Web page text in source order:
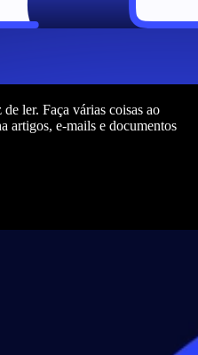
de ler. Faça várias coisas ao
artigos, e-mails e documentos